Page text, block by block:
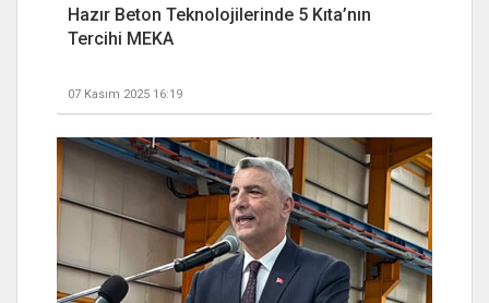
Hazır Beton Teknolojilerinde 5 Kıta’nın
Tercihi MEKA
07 Kasım 2025 16:19